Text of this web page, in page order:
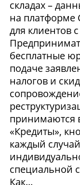
складах –
на
для клиентов
бесплатные
подаче
налогов и
принимаются
«Кредиты»,
каждый
специальной
Как...